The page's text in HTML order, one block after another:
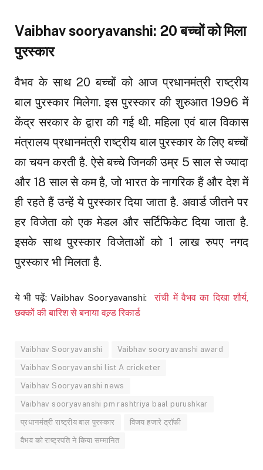
Vaibhav sooryavanshi: 20 बच्चों को मिला
पुरस्कार
वैभव के साथ 20 बच्चों को आज प्रधानमंत्री राष्ट्रीय
बाल पुरस्कार मिलेगा. इस पुरस्कार की शुरुआत 1996 में
केंद्र सरकार के द्वारा की गई थी. महिला एवं बाल विकास
मंत्रालय प्रधानमंत्री राष्ट्रीय बाल पुरस्कार के लिए बच्चों
का चयन करती है. ऐसे बच्चे जिनकी उम्र 5 साल से ज्यादा
और 18 साल से कम है, जो भारत के नागरिक हैं और देश में
ही रहते हैं उन्हें ये पुरस्कार दिया जाता है. अवार्ड जीतने पर
हर विजेता को एक मेडल और सर्टिफिकेट दिया जाता है.
इसके साथ पुरस्कार विजेताओं को 1 लाख रुपए नगद
पुरस्कार भी मिलता है.
ये भी पढ़ें: Vaibhav Sooryavanshi:रांची में वैभव का दिखा शौर्य,
छक्कों की बारिश से बनाया वल्र्ड रिकार्ड
Vaibhav Sooryavanshi Vaibhav sooryavanshi award
Vaibhav Sooryavanshi list A cricketer
Vaibhav Sooryavanshi news
Vaibhav sooryavanshi pm rashtriya baal purushkar
प्रधानमंत्री राष्ट्रीय बाल पुरस्कार विजय हजारे ट्रॉफी
वैभव को राष्ट्रपति ने किया सम्मानित